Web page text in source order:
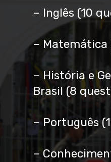
– Inglês (10
– Matemática
– História e
Brasil (8
– Português
–